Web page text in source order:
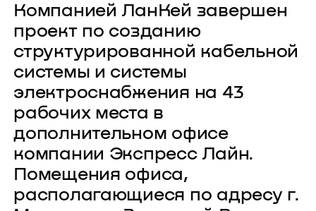
Компанией ЛанКей завершен
проект по созданию
структурированной кабельной
системы и системы
электроснабжения на 43
рабочих места в
дополнительном офисе
компании Экспресс Лайн.
Помещения офиса,
располагающиеся по адресу г.